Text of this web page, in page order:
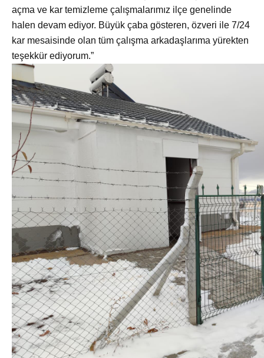
açma ve kar temizleme çalışmalarımız ilçe genelinde
halen devam ediyor. Büyük çaba gösteren, özveri ile 7/24
kar mesaisinde olan tüm çalışma arkadaşlarıma yürekten
teşekkür ediyorum.”